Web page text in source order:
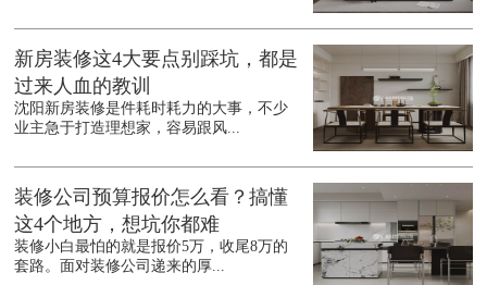
新房装修这4大要点别踩坑，都是
过来人血的教训
沈阳新房装修是件耗时耗力的大事，不少
业主急于打造理想家，容易跟风...
装修公司预算报价怎么看？搞懂
这4个地方，想坑你都难
装修小白最怕的就是报价5万，收尾8万的
套路。面对装修公司递来的厚...